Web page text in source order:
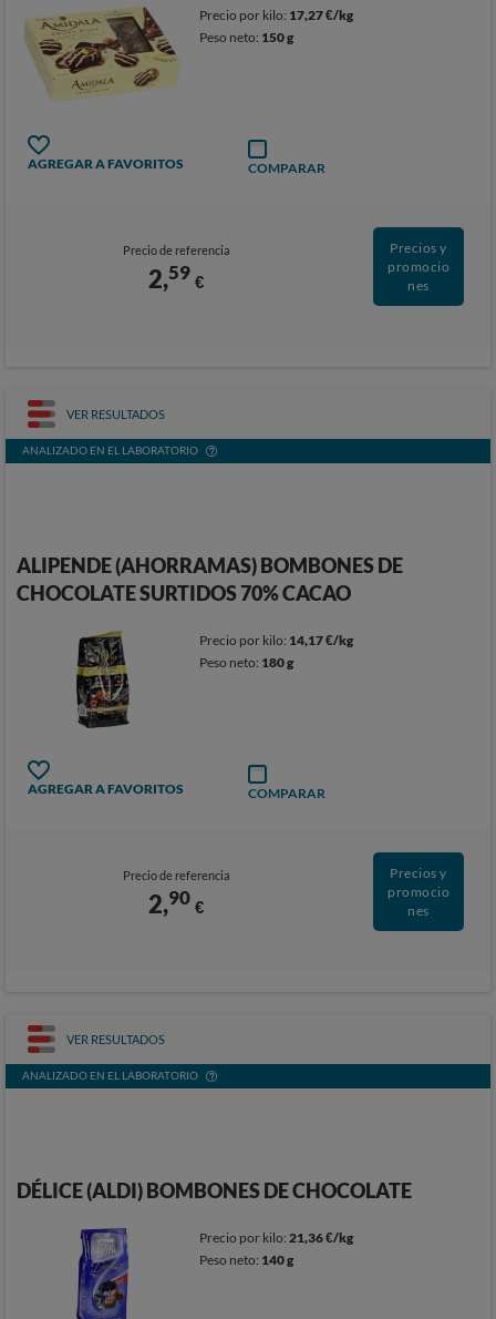
Precio por kilo: 17,27 €/kg
Peso neto: 150 g
AGREGAR A FAVORITOS COMPARAR
Precio de referencia
2,59 €
Precios y
promocio
nes
VER RESULTADOS
ANALIZADO EN EL LABORATORIO
ALIPENDE (AHORRAMAS) BOMBONES DE
CHOCOLATE SURTIDOS 70% CACAO
Precio por kilo: 14,17 €/kg
Peso neto: 180 g
AGREGAR A FAVORITOS COMPARAR
Precio de referencia
2,90 €
Precios y
promocio
nes
VER RESULTADOS
ANALIZADO EN EL LABORATORIO
DÉLICE (ALDI) BOMBONES DE CHOCOLATE
Precio por kilo:21,36 €/kg
Peso neto: 140 g